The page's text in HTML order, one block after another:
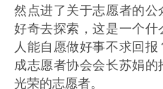
然点进了关于志愿者的
好奇去探索，这是一个
人能自愿做好事不求回
成志愿者协会会长苏娟
光荣的志愿者。